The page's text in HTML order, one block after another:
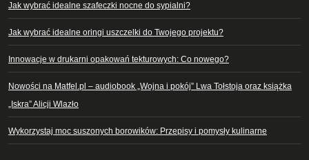
Jak wybrać idealne szafeczki nocne do sypialni?
Jak wybrać idealne oringi uszczelki do Twojego projektu?
Innowacje w drukarni opakowań tekturowych: Co nowego?
Nowości na Matfel.pl – audiobook „Wojna i pokój” Lwa Tołstoja oraz książka
„Iskra” Alicji Wlazło
Wykorzystaj moc suszonych borowików: Przepisy i pomysły kulinarne